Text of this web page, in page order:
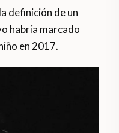
definición de un
habría marcado
en 2017.